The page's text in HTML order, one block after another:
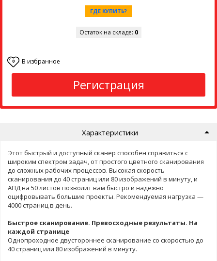
ГДЕ КУПИТЬ?
Остаток на складе: 0
0 В избранное
Регистрация
Характеристики
Этот быстрый и доступный сканер способен справиться с
широким спектром задач, от простого цветного сканирования
до сложных рабочих процессов. Высокая скорость
сканирования до 40 страниц или 80 изображений в минуту, и
АПД на 50 листов позволит вам быстро и надежно
оцифровывать большие проекты. Рекомендуемая нагрузка —
4000 страниц в день.
Быстрое сканирование. Превосходные результаты. На
каждой странице
Однопроходное двустороннее сканирование со скоростью до
40 страниц или 80 изображений в минуту.